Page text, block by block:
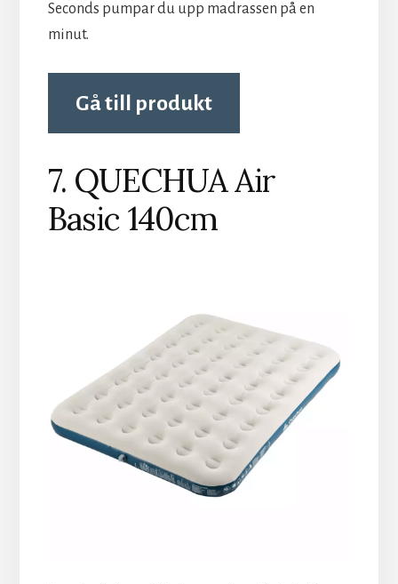
Seconds pumpar du upp madrassen på en
minut.
Gå till produkt
7. QUECHUA Air
Basic 140cm